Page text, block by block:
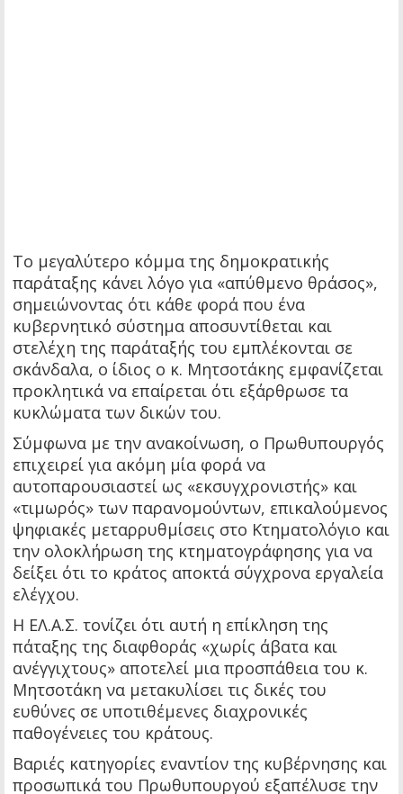
Το μεγαλύτερο κόμμα της δημοκρατικής
παράταξης κάνει λόγο για «απύθμενο θράσος»,
σημειώνοντας ότι κάθε φορά που ένα
κυβερνητικό σύστημα αποσυντίθεται και
στελέχη της παράταξής του εμπλέκονται σε
σκάνδαλα, ο ίδιος ο κ. Μητσοτάκης εμφανίζεται
προκλητικά να επαίρεται ότι εξάρθρωσε τα
κυκλώματα των δικών του.
Σύμφωνα με την ανακοίνωση, ο Πρωθυπουργός
επιχειρεί για ακόμη μία φορά να
αυτοπαρουσιαστεί ως «εκσυγχρονιστής» και
«τιμωρός» των παρανομούντων, επικαλούμενος
ψηφιακές μεταρρυθμίσεις στο Κτηματολόγιο και
την ολοκλήρωση της κτηματογράφησης για να
δείξει ότι το κράτος αποκτά σύγχρονα εργαλεία
ελέγχου.
Η ΕΛ.Α.Σ. τονίζει ότι αυτή η επίκληση της
πάταξης της διαφθοράς «χωρίς άβατα και
ανέγγιχτους» αποτελεί μια προσπάθεια του κ.
Μητσοτάκη να μετακυλίσει τις δικές του
ευθύνες σε υποτιθέμενες διαχρονικές
παθογένειες του κράτους.
Βαριές κατηγορίες εναντίον της κυβέρνησης και
προσωπικά του Πρωθυπουργού εξαπέλυσε την